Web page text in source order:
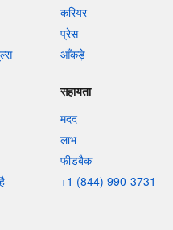
करियर
प्रेस
आँकड़े
सहायता
मदद
लाभ
फीडबैक
+1 (844) 990-3731